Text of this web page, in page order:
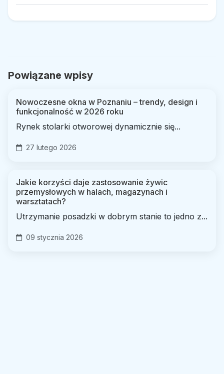
Powiązane wpisy
Nowoczesne okna w Poznaniu – trendy, design i
funkcjonalność w 2026 roku
Rynek stolarki otworowej dynamicznie się...
27 lutego 2026
Jakie korzyści daje zastosowanie żywic
przemysłowych w halach, magazynach i
warsztatach?
Utrzymanie posadzki w dobrym stanie to jedno z...
09 stycznia 2026